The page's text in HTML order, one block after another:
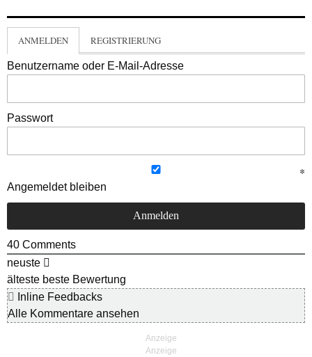
ANMELDEN REGISTRIERUNG
Benutzername oder E-Mail-Adresse
Passwort
Angemeldet bleiben
40 Comments
neuste
älteste beste Bewertung
Inline Feedbacks
Alle Kommentare ansehen